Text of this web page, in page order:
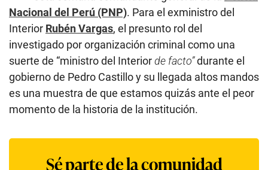
Nacional del Perú (PNP). Para el exministro del
Interior Rubén Vargas, el presunto rol del
investigado por organización criminal como una
suerte de “ministro del Interiorde facto”durante el
gobierno de Pedro Castillo y su llegada altos mandos
es una muestra de que estamos quizás ante el peor
momento de la historia de la institución.